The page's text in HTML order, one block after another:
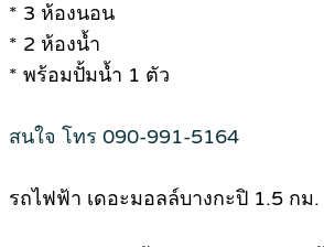
* 3 ห้องนอน
* 2 ห้องน้ำ
* พร้อมปั้มน้ำ 1 ตัว
สนใจ โทร 090-991-5164
รถไฟฟ้า เดอะมอลล์บางกะปิ 1.5 กม.